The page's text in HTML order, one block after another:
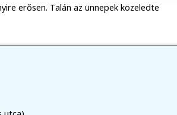
erősen. Talán az ünnepek közeledte